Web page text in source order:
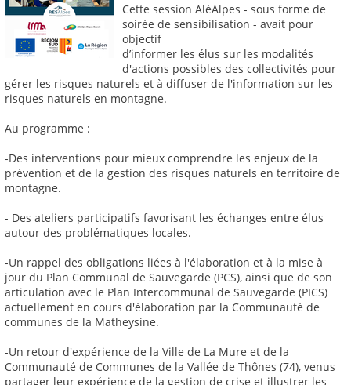
Cette session AléAlpes - sous forme de
soirée de sensibilisation - avait pour
objectif
d’informer les élus sur les modalités
d'actions possibles des collectivités pour
gérer les risques naturels et à diffuser de l'information sur les
risques naturels en montagne.
Au programme :
-Des interventions pour mieux comprendre les enjeux de la
prévention et de la gestion des risques naturels en territoire de
montagne.
- Des ateliers participatifs favorisant les échanges entre élus
autour des problématiques locales.
-Un rappel des obligations liées à l'élaboration et à la mise à
jour du Plan Communal de Sauvegarde (PCS), ainsi que de son
articulation avec le Plan Intercommunal de Sauvegarde (PICS)
actuellement en cours d'élaboration par la Communauté de
communes de la Matheysine.
-Un retour d'expérience de la Ville de La Mure et de la
Communauté de Communes de la Vallée de Thônes (74), venus
partager leur expérience de la gestion de crise et illustrer les